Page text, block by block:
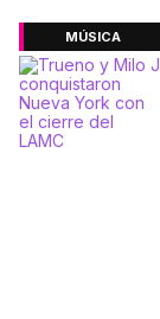
MÚSICA